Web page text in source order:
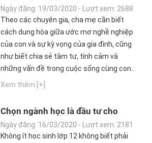
tương lai: Cha mẹ không nên áp
đặt con cái
Ngày đăng: 19/03/2020 - Lượt xem: 2688
Theo các chuyên gia, cha mẹ cần biết
cách dung hòa giữa ước mơ nghề nghiệp
của con và sự kỳ vọng của gia đình, cũng
như biết chia sẻ tâm tư, tình cảm và
những vấn đề trong cuộc sống cùng con...
Xem thêm [+]
Chọn ngành học là đầu tư cho
tương lai: Chọn yêu thích hay
'hot'?
Ngày đăng: 16/03/2020 - Lượt xem: 2181
Không ít học sinh lớp 12 không biết phải